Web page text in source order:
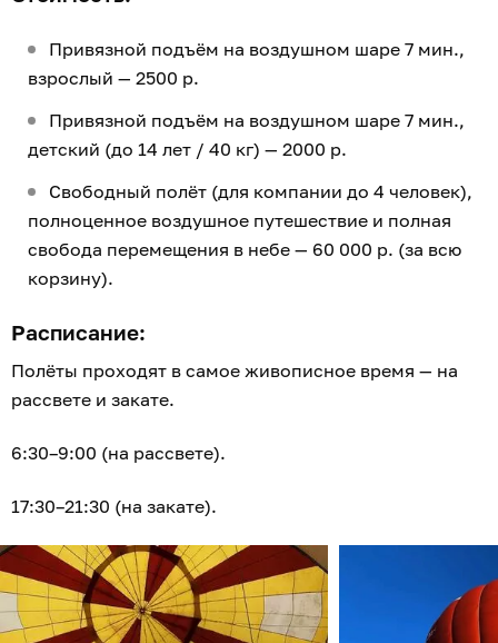
Привязной подъём на воздушном шаре 7 мин.,
взрослый — 2500 р.
Привязной подъём на воздушном шаре 7 мин.,
детский (до 14 лет / 40 кг) — 2000 р.
Свободный полёт (для компании до 4 человек),
полноценное воздушное путешествие и полная
свобода перемещения в небе — 60 000 р. (за всю
корзину).
Расписание:
Полёты проходят в самое живописное время — на
рассвете и закате.
6:30–9:00 (на рассвете).
17:30–21:30 (на закате).